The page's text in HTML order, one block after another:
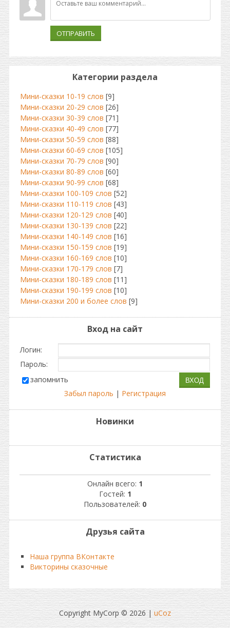
ОТПРАВИТЬ
Категории раздела
Мини-сказки 10-19 слов [9]
Мини-сказки 20-29 слов [26]
Мини-сказки 30-39 слов [71]
Мини-сказки 40-49 слов [77]
Мини-сказки 50-59 слов [88]
Мини-сказки 60-69 слов [105]
Мини-сказки 70-79 слов [90]
Мини-сказки 80-89 слов [60]
Мини-сказки 90-99 слов [68]
Мини-сказки 100-109 слов [52]
Мини-сказки 110-119 слов [43]
Мини-сказки 120-129 слов [40]
Мини-сказки 130-139 слов [22]
Мини-сказки 140-149 слов [16]
Мини-сказки 150-159 слов [19]
Мини-сказки 160-169 слов [10]
Мини-сказки 170-179 слов [7]
Мини-сказки 180-189 слов [11]
Мини-сказки 190-199 слов [10]
Мини-сказки 200 и более слов [9]
Вход на сайт
Логин:
Пароль:
запомнить
Забыл пароль | Регистрация
Новинки
Статистика
Онлайн всего: 1
Гостей: 1
Пользователей: 0
Друзья сайта
Наша группа ВКонтакте
Викторины сказочные
Copyright MyCorp © 2026 | uCoz